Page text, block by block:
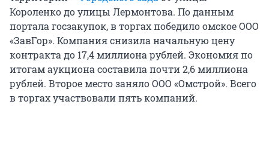
Короленко до улицы Лермонтова. По данным
портала госзакупок, в торгах победило омское ООО
«ЗавГор». Компания снизила начальную цену
контракта до 17,4 миллиона рублей. Экономия по
итогам аукциона составила почти 2,6 миллиона
рублей. Второе место заняло ООО «Омстрой». Всего
в торгах участвовали пять компаний.